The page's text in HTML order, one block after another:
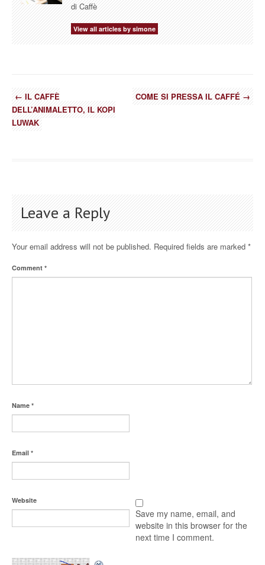
di Caffè
View all articles by simone
←IL CAFFÈ
DELL’ANIMALETTO, IL KOPI
LUWAK
COME SI PRESSA IL CAFFÉ→
Leave a Reply
Your email address will not be published. Required fields are marked *
Comment *
Name *
Email *
Website
Save my name, email, and
website in this browser for the
next time I comment.